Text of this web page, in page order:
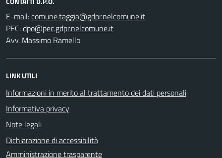
E-mail:
PEC:
Avv. Massimo Ramello
LINK UTILI
Informazioni in merito al trattamento dei dati personali
Informativa privacy
Note legali
Dichiarazione di accessibilità
Amministrazione trasparente